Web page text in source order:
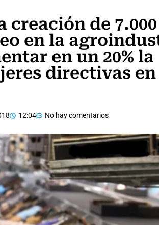
creación de 7.000
en la
en un 20% la
directivas en
12:04 No hay comentarios